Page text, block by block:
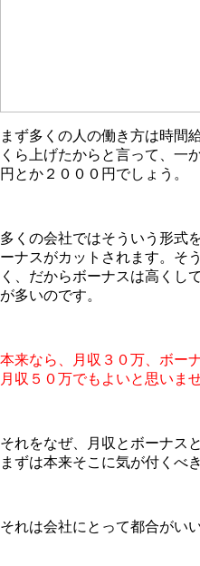
まず多くの人の働き方は時間
くら上げたからと言って、一
円とか２０００円でしょう。
多くの会社ではそういう形式
ーナスがカットされます。そ
く、だからボーナスは高くし
が多いのです。
本来なら、月収３０万、ボー
月収５０万でもよいと思いま
それをなぜ、月収とボーナス
まずは本来そこに気が付くべ
それは会社にとって都合がい